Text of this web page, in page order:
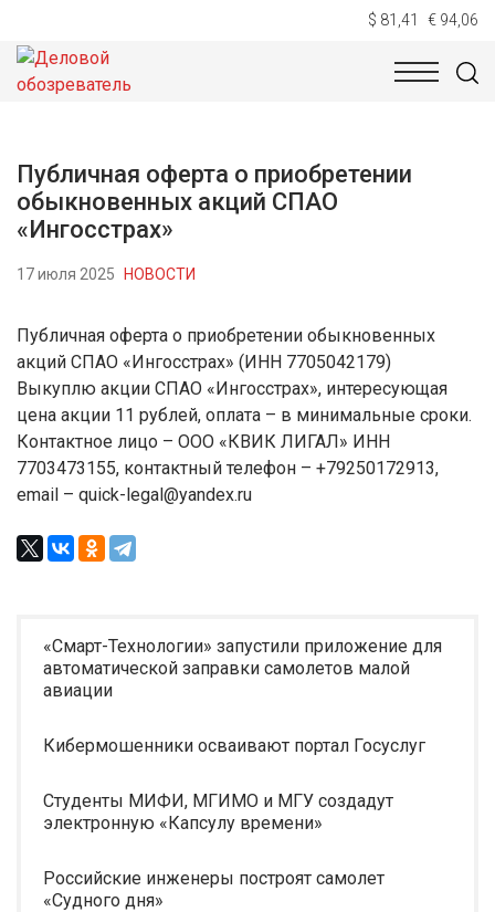
$ 81,41 € 94,06
НОВОСТИ
Публичная оферта о приобретении
обыкновенных акций СПАО
«Ингосстрах»
17 июля 2025 НОВОСТИ
Публичная оферта о приобретении обыкновенных
акций СПАО «Ингосстрах» (ИНН 7705042179)
Выкуплю акции СПАО «Ингосстрах», интересующая
цена акции 11 рублей, оплата – в минимальные сроки.
Контактное лицо – ООО «КВИК ЛИГАЛ» ИНН
7703473155, контактный телефон – +79250172913,
email – quick-legal@yandex.ru
«Смарт-Технологии» запустили приложение для
автоматической заправки самолетов малой
авиации
Кибермошенники осваивают портал Госуслуг
Студенты МИФИ, МГИМО и МГУ создадут
электронную «Капсулу времени»
Российские инженеры построят самолет
«Судного дня»